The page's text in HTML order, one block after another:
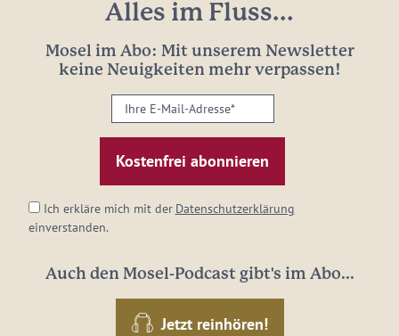
Alles im Fluss...
Mosel im Abo: Mit unserem Newsletter
keine Neuigkeiten mehr verpassen!
Ihre
E-
Mail-
Adresse:
Ich erkläre mich mit der Datenschutzerklärung
einverstanden.
Auch den Mosel-Podcast gibt's im Abo...
Jetzt reinhören!